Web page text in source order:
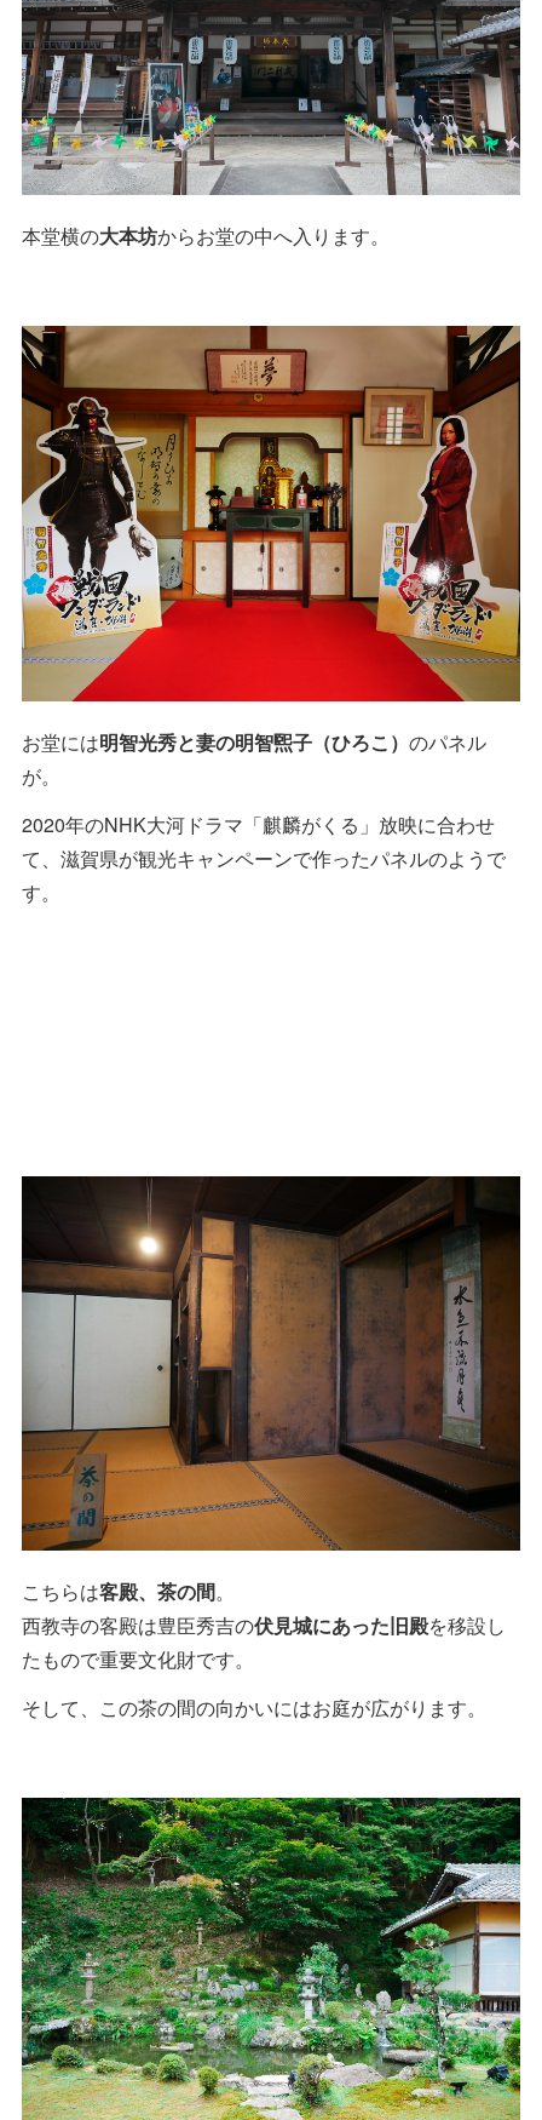
本堂横の大本坊からお堂の中へ入ります。
お堂には明智光秀と妻の明智煕子（ひろこ） のパネル
が。
2020年のNHK大河ドラマ「麒麟がくる」放映に合わせ
て、滋賀県が観光キャンペーンで作ったパネルのようで
す。
こちらは客殿、茶の間。
西教寺の客殿は豊臣秀吉の伏見城にあった旧殿を移設し
たもので重要文化財です。
そして、この茶の間の向かいにはお庭が広がります。